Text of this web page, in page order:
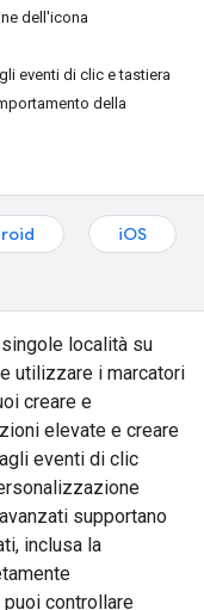
dell'icona
eventi di clic e tastiera
della
iOS
località su
utilizzare i marcatori
creare e
elevate e creare
eventi di clic
supportano
inclusa la
controllare